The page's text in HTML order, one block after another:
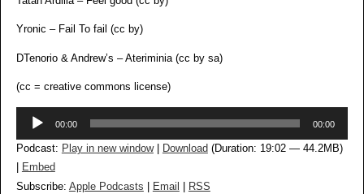
Yronic – Fail To fail (cc by)
DTenorio & Andrew’s – Ateriminia (cc by sa)
(cc = creative commons license)
Audio-
00:00 00:00
Podcast: Play in new window| Download (Duration: 19:02 — 44.2MB)
Embed
Subscribe: Apple Podcasts Email RSS